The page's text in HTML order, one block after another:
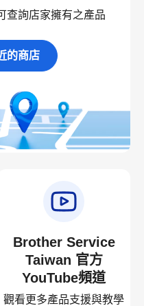
查詢店家擁有之產品
的商店
Brother Service
Taiwan 官方
YouTube頻道
觀看更多產品支援與教學